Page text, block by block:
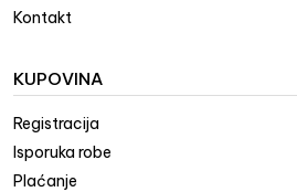
Kontakt
KUPOVINA
Registracija
Isporuka robe
Plaćanje